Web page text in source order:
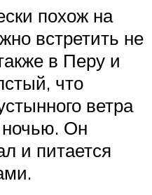
похож на
встретить не
в Перу и
что
ветра
ночью. Он
и питается